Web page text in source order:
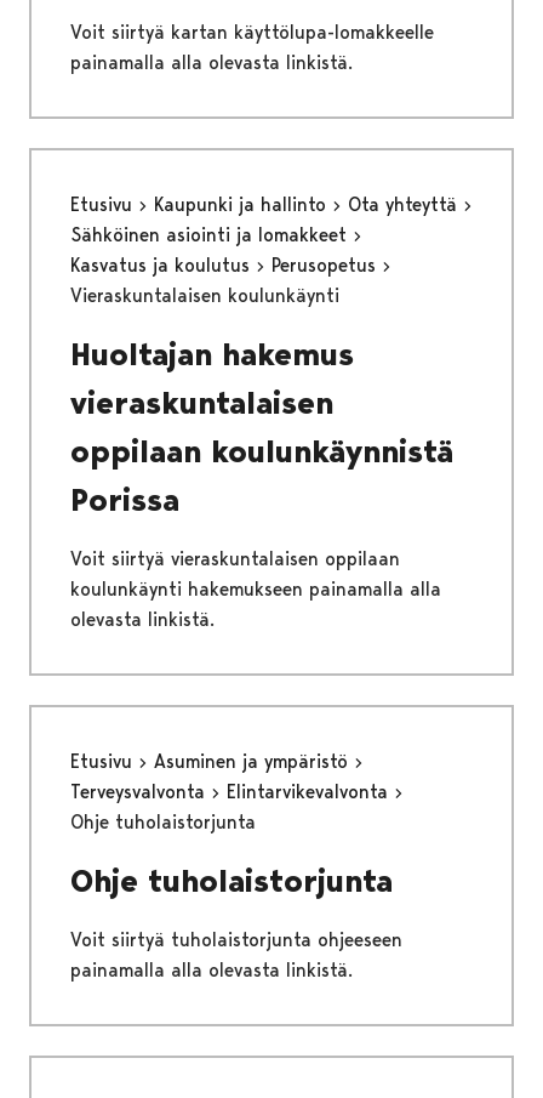
Voit siirtyä kartan käyttölupa-lomakkeelle
painamalla alla olevasta linkistä.
Etusivu Kaupunki ja hallinto
Ota yhteyttä
Sähköinen asiointi ja lomakkeet
Kasvatus ja koulutus
Perusopetus
Vieraskuntalaisen koulunkäynti
Huoltajan hakemus
vieraskuntalaisen
oppilaan koulunkäynnistä
Porissa
Voit siirtyä vieraskuntalaisen oppilaan
koulunkäynti hakemukseen painamalla alla
olevasta linkistä.
Etusivu
Asuminen ja ympäristö
Terveysvalvonta
Elintarvikevalvonta
Ohje tuholaistorjunta
Ohje tuholaistorjunta
Voit siirtyä tuholaistorjunta ohjeeseen
painamalla alla olevasta linkistä.